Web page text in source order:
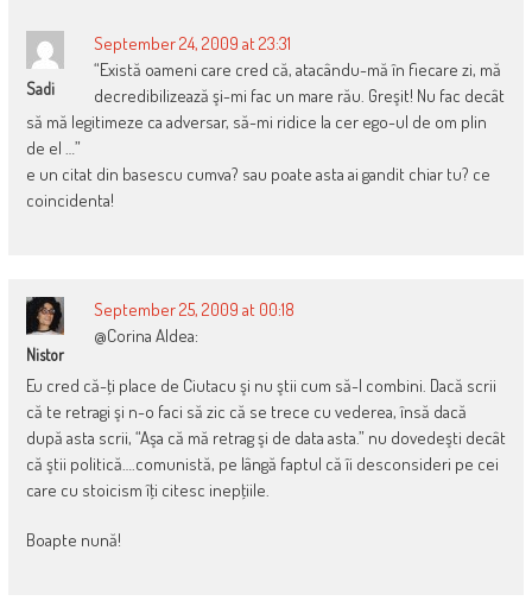
Sadi
September 24, 2009 at 23:31
“Există oameni care cred că, atacându-mă în fiecare zi, mă
decredibilizează şi-mi fac un mare rău. Greşit! Nu fac decât
să mă legitimeze ca adversar, să-mi ridice la cer ego-ul de om plin
de el …”
e un citat din basescu cumva? sau poate asta ai gandit chiar tu? ce
coincidenta!
Nistor
September 25, 2009 at 00:18
@Corina Aldea:
Eu cred că-ţi place de Ciutacu şi nu ştii cum să-l combini. Dacă scrii
că te retragi şi n-o faci să zic că se trece cu vederea, însă dacă
după asta scrii, “Aşa că mă retrag şi de data asta.” nu dovedeşti decât
că ştii politică….comunistă, pe lângă faptul că îi desconsideri pe cei
care cu stoicism îţi citesc inepţiile.
Boapte nună!